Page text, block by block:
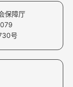
保障厅
号